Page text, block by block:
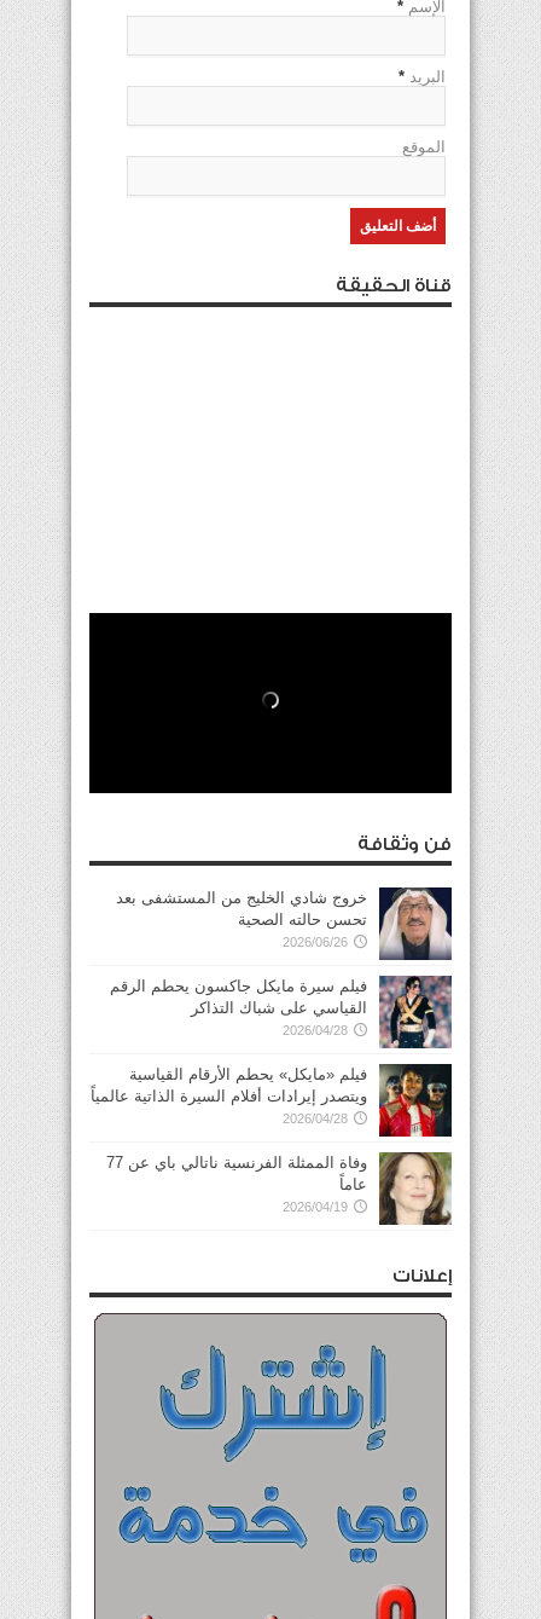
الإسم *
البريد *
الموقع
قناة الحقيقة
فن وثقافة
خروج شادي الخليج من المستشفى بعد
تحسن حالته الصحية
2026/06/26
فيلم سيرة مايكل جاكسون يحطم الرقم
القياسي على شباك التذاكر
2026/04/28
فيلم «مايكل» يحطم الأرقام القياسية
ويتصدر إيرادات أفلام السيرة الذاتية عالمياً
2026/04/28
وفاة الممثلة الفرنسية ناتالي باي عن 77
عاماً
2026/04/19
إعلانات